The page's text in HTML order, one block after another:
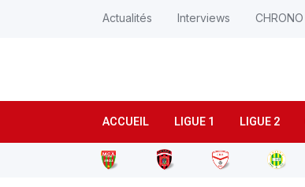
ACCUEIL LIGUE 1 LIGUE 2
Actualités Interviews CHRONO